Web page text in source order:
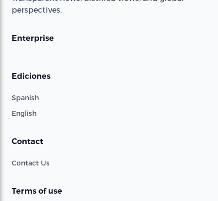
perspectives.
Enterprise
Ediciones
Spanish
English
Contact
Contact Us
Terms of use